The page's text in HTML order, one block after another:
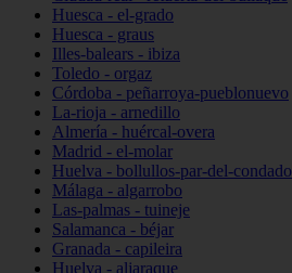
Huesca - el-grado
Huesca - graus
Illes-balears - ibiza
Toledo - orgaz
Córdoba - peñarroya-pueblonuevo
La-rioja - arnedillo
Almería - huércal-overa
Madrid - el-molar
Huelva - bollullos-par-del-condado
Málaga - algarrobo
Las-palmas - tuineje
Salamanca - béjar
Granada - capileira
Huelva - aljaraque